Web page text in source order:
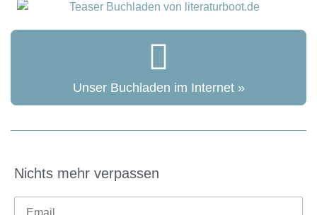
Unser Buchladen im Internet »
Nichts mehr verpassen